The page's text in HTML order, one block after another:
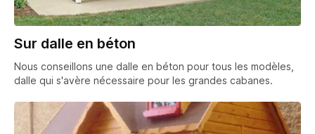
Sur dalle en béton
Nous conseillons une dalle en béton pour tous les modèles,
dalle qui s'avère nécessaire pour les grandes cabanes.